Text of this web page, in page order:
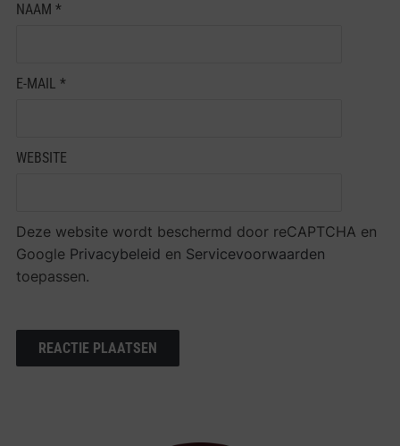
NAAM *
E-MAIL *
WEBSITE
Deze website wordt beschermd door reCAPTCHA en
Google Privacybeleid en Servicevoorwaarden
toepassen.